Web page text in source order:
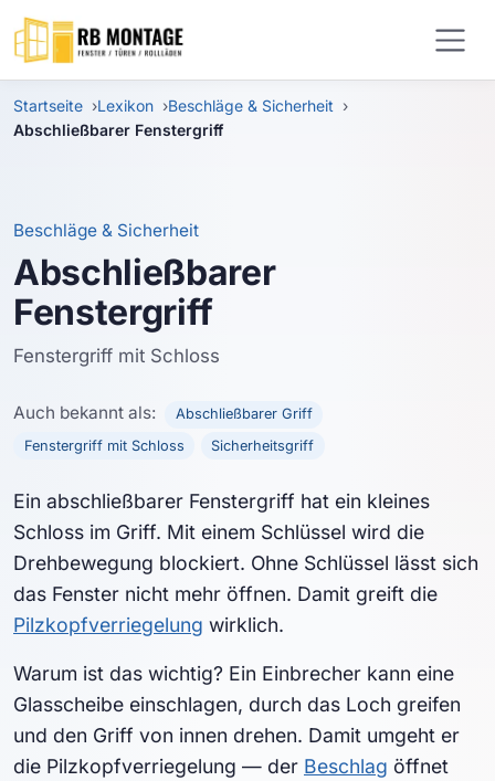
Zum Hauptinhalt springen
Startseite Lexikon
Beschläge & Sicherheit
Abschließbarer Fenstergriff
Beschläge & Sicherheit
Abschließbarer
Fenstergriff
Fenstergriff mit Schloss
Auch bekannt als:
Abschließbarer Griff
Fenstergriff mit Schloss
Sicherheitsgriff
Ein abschließbarer Fenstergriff hat ein kleines
Schloss im Griff. Mit einem Schlüssel wird die
Drehbewegung blockiert. Ohne Schlüssel lässt sich
das Fenster nicht mehr öffnen. Damit greift die
Pilzkopfverriegelung wirklich.
Warum ist das wichtig? Ein Einbrecher kann eine
Glasscheibe einschlagen, durch das Loch greifen
und den Griff von innen drehen. Damit umgeht er
die Pilzkopfverriegelung — der Beschlag öffnet